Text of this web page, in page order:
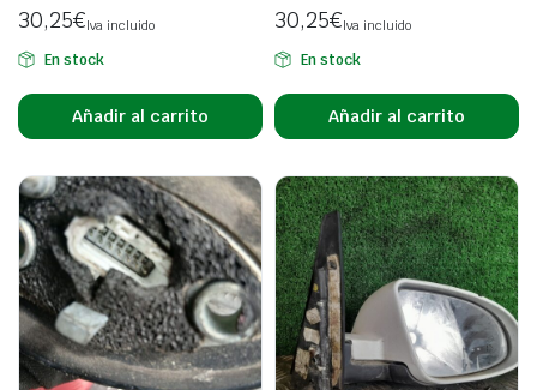
30,25€Iva incluido
En stock
Añadir al carrito
30,25€Iva incluido
En stock
Añadir al carrito